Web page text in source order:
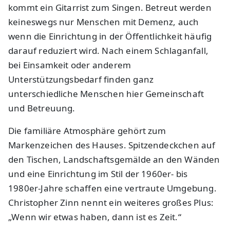
kommt ein Gitarrist zum Singen. Betreut werden
keineswegs nur Menschen mit Demenz, auch
wenn die Einrichtung in der Öffentlichkeit häufig
darauf reduziert wird. Nach einem Schlaganfall,
bei Einsamkeit oder anderem
Unterstützungsbedarf finden ganz
unterschiedliche Menschen hier Gemeinschaft
und Betreuung.
Die familiäre Atmosphäre gehört zum
Markenzeichen des Hauses. Spitzendeckchen auf
den Tischen, Landschaftsgemälde an den Wänden
und eine Einrichtung im Stil der 1960er- bis
1980er-Jahre schaffen eine vertraute Umgebung.
Christopher Zinn nennt ein weiteres großes Plus:
„Wenn wir etwas haben, dann ist es Zeit.“